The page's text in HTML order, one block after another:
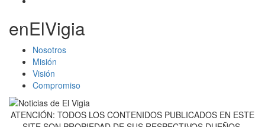
enElVigia
Nosotros
Misión
Visión
Compromiso
ATENCIÓN: TODOS LOS CONTENIDOS PUBLICADOS EN ESTE